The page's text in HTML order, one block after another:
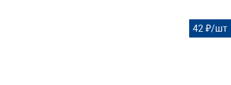
42 ₽/шт